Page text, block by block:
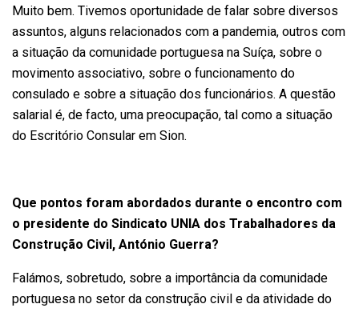
Muito bem. Tivemos oportunidade de falar sobre diversos
assuntos, alguns relacionados com a pandemia, outros com
a situação da comunidade portuguesa na Suíça, sobre o
movimento associativo, sobre o funcionamento do
consulado e sobre a situação dos funcionários. A questão
salarial é, de facto, uma preocupação, tal como a situação
do Escritório Consular em Sion.
Que pontos foram abordados durante o encontro com
o presidente do Sindicato UNIA dos Trabalhadores da
Construção Civil, António Guerra?
Falámos, sobretudo, sobre a importância da comunidade
portuguesa no setor da construção civil e da atividade do